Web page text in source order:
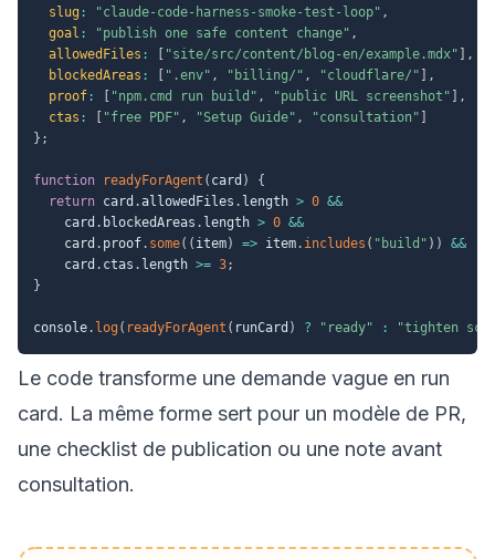
slug : "claude-code-harness-smoke-test-loop" ,
goal : "publish one safe content change" ,
allowedFiles : "site/src/content/blog-en/example.mdx"
,
blockedAreas : ".env" , "billing/" , "cloudflare/"
,
proof : "npm.cmd run build" , "public URL screenshot"
,
ctas : "free PDF" , "Setup Guide" , "consultation"
} ;
function readyForAgent ( card )
{
return card .allowedFiles . length > 0 &&
    card
. blockedAreas . length > 0 &&
    card
. proof. some( ( item) => item. includes ( "build" ) )
&&
    card
. ctas . length >= 3;
}
console. log ( readyForAgent ( runCard ) ? "ready" : "tighten
Le code transforme une demande vague en run
card. La même forme sert pour un modèle de PR,
une checklist de publication ou une note avant
consultation.